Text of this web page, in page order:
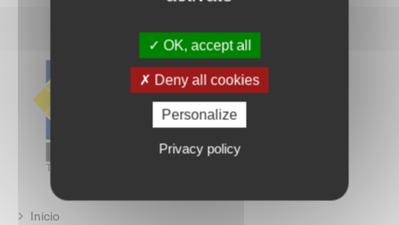
Inicio
OK, accept all
Deny all cookies
Personalize
Privacy policy